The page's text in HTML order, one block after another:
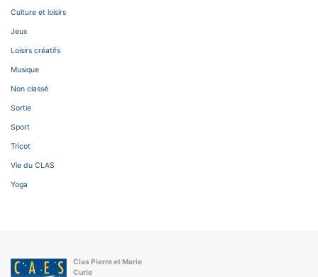
Culture et loisirs
Jeux
Loisirs créatifs
Musique
Non classé
Sortie
Sport
Tricot
Vie du CLAS
Yoga
Clas Pierre et Marie
Curie